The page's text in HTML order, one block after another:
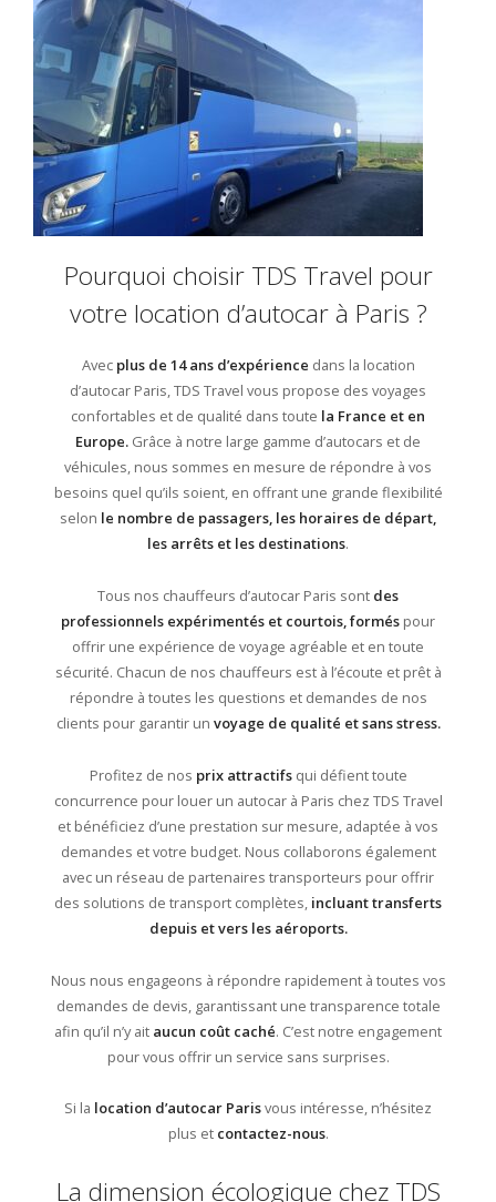
Pourquoi choisir TDS Travel pour
votre location d’autocar à Paris ?
Avec plus de 14 ans d’expérience dans la location
d’autocar Paris, TDS Travel vous propose des voyages
confortables et de qualité dans toute la France et en
Europe. Grâce à notre large gamme d’autocars et de
véhicules, nous sommes en mesure de répondre à vos
besoins quel qu’ils soient, en offrant une grande flexibilité
selon le nombre de passagers, les horaires de départ,
les arrêts et les destinations.
Tous nos chauffeurs d’autocar Paris sont des
professionnels expérimentés et courtois, formés pour
offrir une expérience de voyage agréable et en toute
sécurité. Chacun de nos chauffeurs est à l’écoute et prêt à
répondre à toutes les questions et demandes de nos
clients pour garantir un voyage de qualité et sans stress.
Profitez de nos prix attractifsqui défient toute
concurrence pour louer un autocar à Paris chez TDS Travel
et bénéficiez d’une prestation sur mesure, adaptée à vos
demandes et votre budget. Nous collaborons également
avec un réseau de partenaires transporteurs pour offrir
des solutions de transport complètes, incluant transferts
depuis et vers les aéroports.
Nous nous engageons à répondre rapidement à toutes vos
demandes de devis, garantissant une transparence totale
afin qu’il n’y ait aucun coût caché. C’est notre engagement
pour vous offrir un service sans surprises.
Si la location d’autocar Parisvous intéresse, n’hésitez
plus et contactez-nous.
La dimension écologique chez TDS